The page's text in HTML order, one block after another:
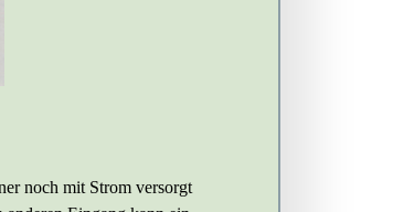
noch mit Strom versorgt